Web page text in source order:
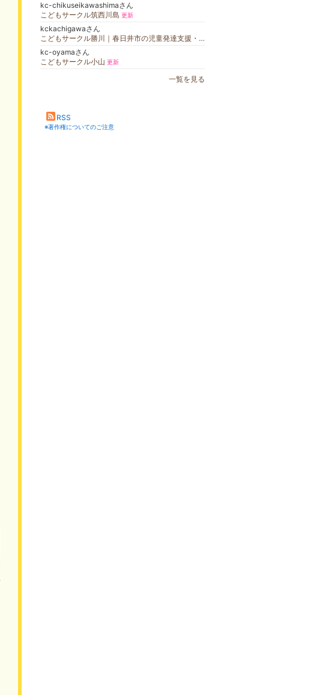
kc-chikuseikawashimaさん
こどもサークル筑西川島 更新
kckachigawaさん
こどもサークル勝川｜春日井市の児童発達支援・放課後等デイサービス
kc-oyamaさん
こどもサークル小山 更新
一覧を見る
RSS
※著作権についてのご注意